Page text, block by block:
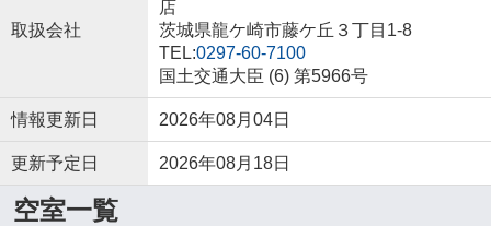
取扱会社
店
茨城県龍ケ崎市藤ケ丘３丁目1-8
TEL:0297-60-7100
国土交通大臣 (6) 第5966号
情報更新日 2026年08月04日
更新予定日 2026年08月18日
空室一覧